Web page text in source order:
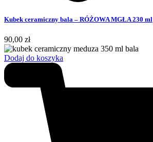
Kubek ceramiczny bala – RÓŻOWA MGŁA 230 ml
90,00 zł
Dodaj do koszyka